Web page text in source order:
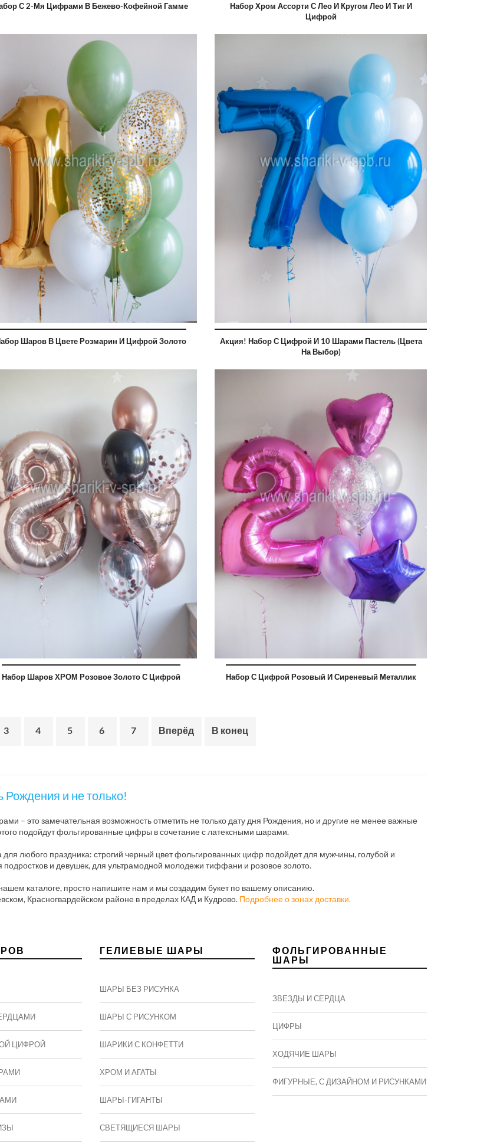
С 2-Мя Цифрами В Бежево-Кофейной Гамме
Набор Хром Ассорти С Лео И Кругом Лео И Тиг И
Цифрой
Шаров В Цвете Розмарин И Цифрой Золото
Акция! Набор С Цифрой И 10 Шарами Пастель (цвета
На Выбор)
Набор Шаров ХРОМ Розовое Золото С Цифрой Набор С Цифрой Розовый И Сиреневый Металлик
3 4 5 6 7 Вперёд В конец
и не только!
– это замечательная возможность отметить не только дату дня Рождения, но и другие не менее важные
подойдут фольгированные цифры в сочетание с латексными шарами.
любого праздника: строгий черный цвет фольгированных цифр подойдет для мужчины, голубой и
и девушек, для ультрамодной молодежи тиффани и розовое золото.
каталоге, просто напишите нам и мы создадим букет по вашему описанию.
Красногвардейском районе в пределах КАД и Кудрово. Подробнее о зонах доставки.
ЦИФРОЙ
ГЕЛИЕВЫЕ ШАРЫ
ШАРЫ БЕЗ РИСУНКА
ШАРЫ С РИСУНКОМ
ШАРИКИ С КОНФЕТТИ
ХРОМ И АГАТЫ
ШАРЫ-ГИГАНТЫ
СВЕТЯЩИЕСЯ ШАРЫ
ФОЛЬГИРОВАННЫЕ
ШАРЫ
ЗВЕЗДЫ И СЕРДЦА
ЦИФРЫ
ХОДЯЧИЕ ШАРЫ
ФИГУРНЫЕ, С ДИЗАЙНОМ И РИСУНКАМИ